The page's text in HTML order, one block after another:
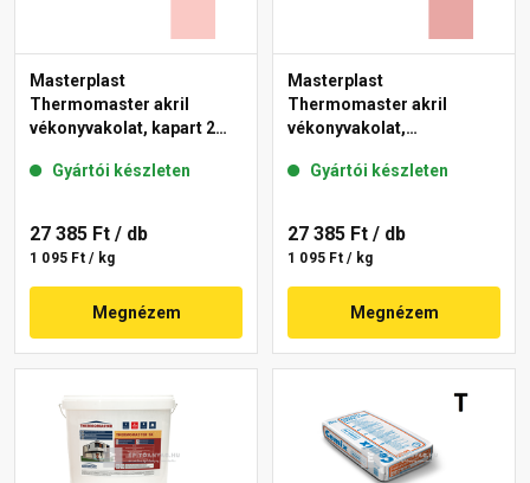
Masterplast
Thermomaster akril
vékonyvakolat, kapart 2
Gyártói készleten
27 385 Ft / db
1 095 Ft / kg
Megnézem
Masterplast
Thermomaster akril
vékonyvakolat,
21-E 25 kg
Gyártói készleten
27 385 Ft / db
1 095 Ft / kg
Megnézem